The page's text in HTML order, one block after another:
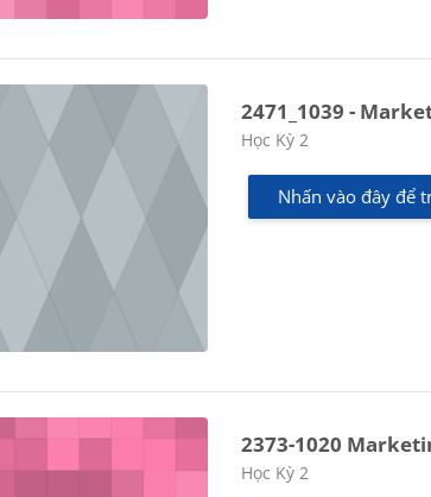
2471_1039 -
Các loại khóa học
Học Kỳ 2
Nhấn vào đây để
2373-1020
Các loại khóa học
Học Kỳ 2